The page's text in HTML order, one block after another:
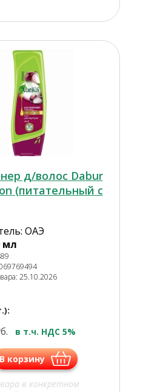
д/волос Dabur
(питательный с
ОАЭ
мл
25.10.2026
в т.ч. НДС 5%
корзину
в конкретном